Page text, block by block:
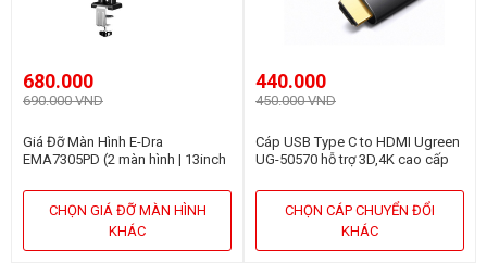
680.000
690.000 VND
Giá Đỡ Màn Hình E-Dra
EMA7305PD (2 màn hình | 13inch
CHỌN GIÁ ĐỠ MÀN HÌNH
KHÁC
440.000
450.000 VND
Cáp USB Type C to HDMI Ugreen
UG-50570 hỗ trợ 3D,4K cao cấp
CHỌN CÁP CHUYỂN ĐỔI
KHÁC